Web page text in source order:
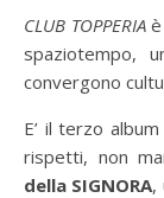
CLUB TOPPERIAè
spaziotempo,
convergono
E’ il terzo
rispetti, non
della SIGNORA,